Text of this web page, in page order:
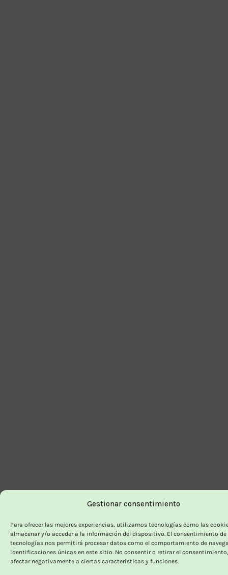
Gestionar consentimiento
Para ofrecer las mejores experiencias, utilizamos tecnologías como las
almacenar y/o acceder a la información del dispositivo. El consentimiento de
tecnologías nos permitirá procesar datos como el comportamiento de
identificaciones únicas en este sitio. No consentir o retirar el
afectar negativamente a ciertas características y funciones.